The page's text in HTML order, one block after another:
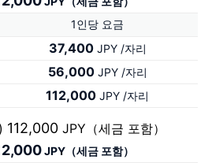
1인당 요금
37,400JPY /자리
56,000JPY /자리
112,000 JPY /자리
112,000 JPY（세금 포함）
JPY（세금 포함）